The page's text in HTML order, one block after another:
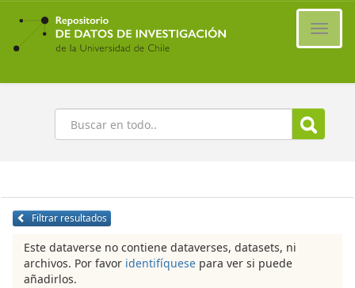
Ir
contenido
principal
Buscar
Filtrar resultados
Este dataverse no contiene dataverses, datasets, ni
archivos. Por favor identifíquese para ver si puede
añadirlos.